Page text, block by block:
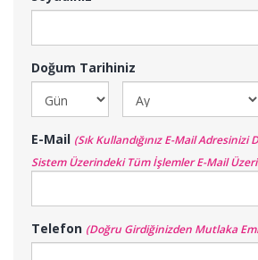
Doğum Tarihiniz
E-Mail (Sık Kullandığınız E-Mail
Sistem Üzerindeki Tüm İşlemler E-Mail
Telefon (Doğru Girdiğinizden Mutlaka